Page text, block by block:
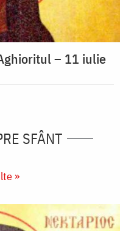
– 11 iulie
SFÂNT
»